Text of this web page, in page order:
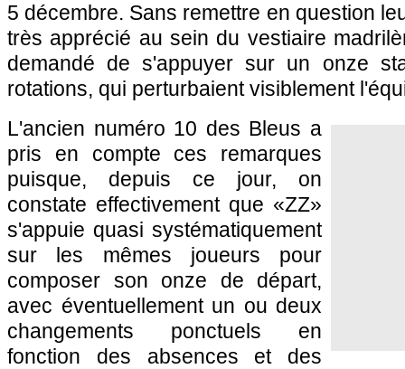
5 décembre. Sans remettre en question
très apprécié au sein du vestiaire
demandé de s'appuyer sur un onze
rotations, qui perturbaient visiblement
L'ancien numéro 10 des Bleus a
pris en compte ces remarques
puisque, depuis ce jour, on
constate effectivement que «ZZ»
s'appuie quasi systématiquement
sur les mêmes joueurs pour
composer son onze de départ,
avec éventuellement un ou deux
changements ponctuels en
fonction des absences et des